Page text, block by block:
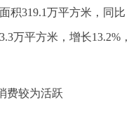
积319.1万平方米，同比
万平方米，增长13.2%，
费较为活跃